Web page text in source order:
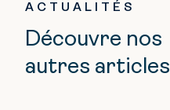
ACTUALITÉS
Découvre nos
autres articles